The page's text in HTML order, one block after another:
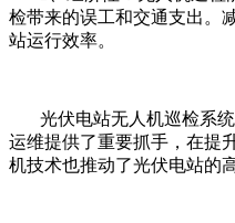
检带来的误工和交通支出。
站运行效率。
光伏电站无人机巡检系统
运维提供了重要抓手，在提
机技术也推动了光伏电站的